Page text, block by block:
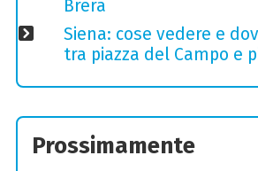
Brera
Siena: cose vedere e
tra piazza del Campo e
Prossimamente